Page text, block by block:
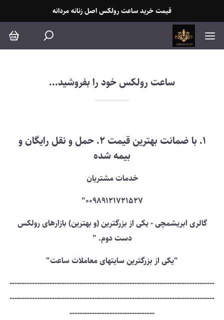
قیمت خرید ساعت رولکس اصل زنانه مردانه
ساعت رولکس خود را بفروشید...
1. با ضمانت بهترین قیمت 2. حمل و نقل رایگان و
بیمه شده
خدمات مشتریان
00989121721527"
گالری ابریشمچی - یکی از بزرگترین (و بهترین) بازارهای رولکس
دست دوم. "
"یکی از بزرگترین سایتهای معاملات ساعت"
----------------------------------------------------------------------------------
----------------------------------------------------------------------------------
----------------------------------